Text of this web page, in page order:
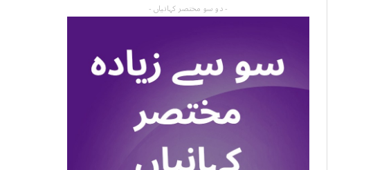
- دو سو مختصر کہانیاں -